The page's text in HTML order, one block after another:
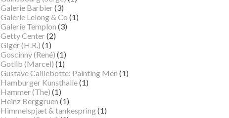
Galerie Barbier(3)
Galerie Lelong & Co (1)
Galerie Templon (3)
Getty Center(2)
Giger (H.R.) (1)
Goscinny (René) (1)
Gotlib (Marcel) (1)
Gustave Caillebotte: Painting Men (1)
Hamburger Kunsthalle(1)
Hammer (The) (1)
Heinz Berggruen (1)
Himmelspjæt & tankespring(1)